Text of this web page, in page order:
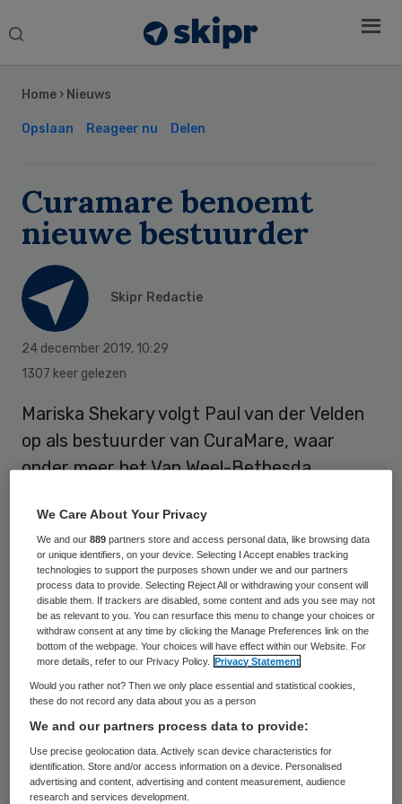
Search
Home › Nieuws
Opslaan Reageer nu Delen
Curamare benoemt
nieuwe bestuurder
Skipr Redactie
24 december 2019, 10:29
1307 keer gelezen
Mariska Shekary volgt Paul van der Velden
op als bestuurder van CuraMare, waar
onder meer het Van Weel-Bethesda
medisch lid raad van bestuur op 1 december
vanwege pensionering.Shekary zal in het
tweede kwartaal van 2020 starten bij
CuraMare.
Shekary is momenteel gynaecoloog in het
Amphia Ziekenhuis en directeur zorg van de
integrale geboortezorgorganisatie
Annature. Ze combineert al ruim tien jaar
Sidebar
We Care About Your Privacy
We and our889 partners store and access personal data, like browsing data
or unique identifiers, on your device. Selecting I Accept enables tracking
technologies to support the purposes shown under we and our partners
process data to provide. Selecting Reject All or withdrawing your consent will
disable them. If trackers are disabled, some content and ads you see may not
be as relevant to you. You can resurface this menu to change your choices or
withdraw consent at any time by clicking the Manage Preferences link on the
bottom of the webpage. Your choices will have effect within our Website. For
more details, refer to our Privacy Policy.
Privacy Statement
Would you rather not? Then we only place essential and statistical cookies,
these do not record any data about you as a person
We and our partners process data to provide:
Use precise geolocation data. Actively scan device characteristics for
identification. Store and/or access information on a device. Personalised
advertising and content, advertising and content measurement, audience
research and services development.